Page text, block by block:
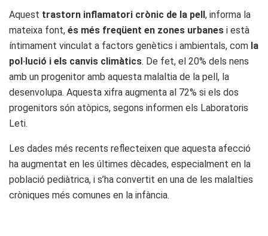
Aquest trastorn inflamatori crònic de la pell, informa la
mateixa font, és més freqüent en zones urbanes i està
íntimament vinculat a factors genètics i ambientals, com la
pol·lució i els canvis climàtics​. De fet, el 20% dels nens
amb un progenitor amb aquesta malaltia de la pell, la
desenvolupa. Aquesta xifra augmenta al 72% si els dos
progenitors són atòpics, segons informen els Laboratoris
Leti.
Les dades més recents reflecteixen que aquesta afecció
ha augmentat en les últimes dècades, especialment en la
població pediàtrica, i s’ha convertit en una de les malalties
cròniques més comunes en la infància.​